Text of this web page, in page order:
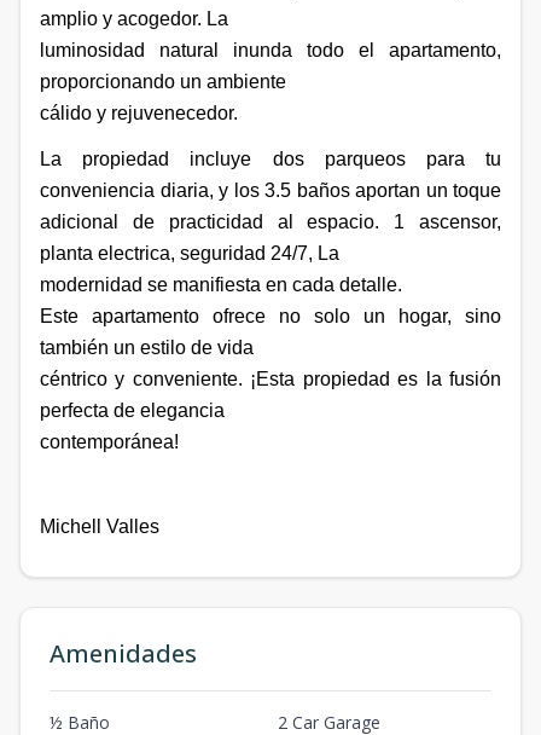
amplio y acogedor. La
luminosidad natural inunda todo el apartamento,
proporcionando un ambiente
cálido y rejuvenecedor.
La propiedad incluye dos parqueos para tu
conveniencia diaria, y los 3.5 baños aportan un toque
adicional de practicidad al espacio. 1 ascensor,
planta electrica, seguridad 24/7, La
modernidad se manifiesta en cada detalle.
Este apartamento ofrece no solo un hogar, sino
también un estilo de vida
céntrico y conveniente. ¡Esta propiedad es la fusión
perfecta de elegancia
contemporánea!
Michell Valles
Amenidades
½ Baño
2 Car Garage